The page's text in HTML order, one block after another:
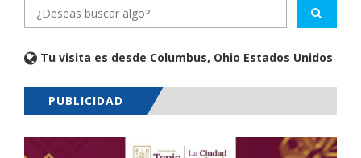
Tu visita es desde Columbus, Ohio Estados Unidos
PUBLICIDAD